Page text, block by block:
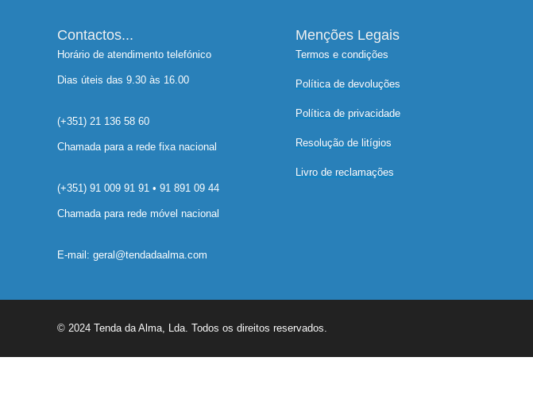
Contactos...
Horário de atendimento telefónico
Dias úteis das 9.30 às 16.00
(+351) 21 136 58 60
Chamada para a rede fixa nacional
(+351) 91 009 91 91 • 91 891 09 44
Chamada para rede móvel nacional
E-mail: geral@tendadaalma.com
Menções Legais
Termos e condições
Política de devoluções
Política de privacidade
Resolução de litígios
Livro de reclamações
© 2024 Tenda da Alma, Lda. Todos os direitos reservados.